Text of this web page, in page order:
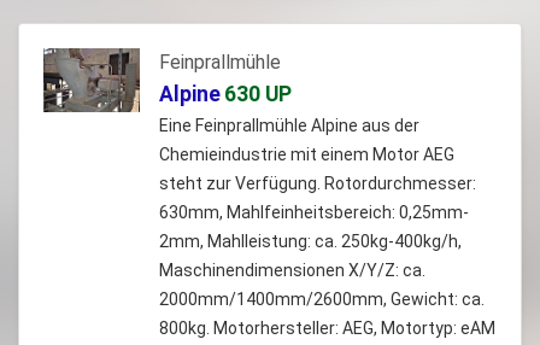
Feinprallmühle
Alpine 630 UP
Eine Feinprallmühle Alpine aus der
Chemieindustrie mit einem Motor AEG
steht zur Verfügung. Rotordurchmesser:
630mm, Mahlfeinheitsbereich: 0,25mm-
2mm, Mahlleistung: ca. 250kg-400kg/h,
Maschinendimensionen X/Y/Z: ca.
2000mm/1400mm/2600mm, Gewicht: ca.
800kg. Motorhersteller: AEG, Motortyp: eAM